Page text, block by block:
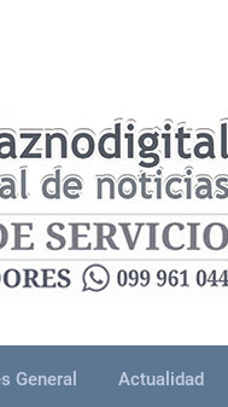
General Actualidad